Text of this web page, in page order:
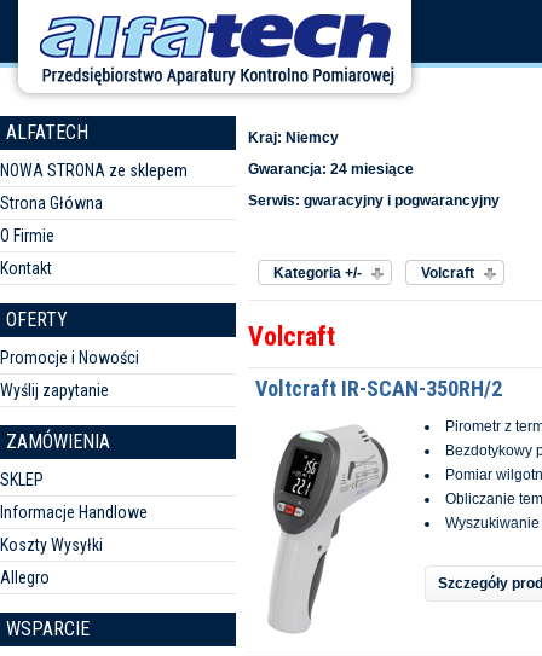
ALFATECH
NOWA STRONA ze sklepem
Strona Główna
O Firmie
Kontakt
OFERTY
Promocje i Nowości
Wyślij zapytanie
ZAMÓWIENIA
SKLEP
Informacje Handlowe
Koszty Wysyłki
Allegro
WSPARCIE
Kraj: Niemcy
Gwarancja: 24 miesiące
Serwis: gwaracyjny i pogwarancyjny
Kategoria +/-
Volcraft
Volcraft
Voltcraft IR-SCAN-350RH/2
Pirometr z
Bezdotykowy
Pomiar
Obliczanie
Szczegóły